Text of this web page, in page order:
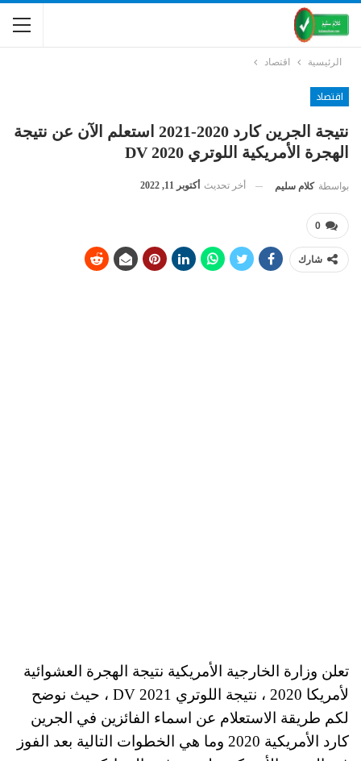
الرئيسية اقتصاد
اقتصاد
نتيجة الجرين كارد 2020-2021 استعلم الآن عن نتيجة
الهجرة الأمريكية اللوتري DV 2020
بواسطة كلام سليم أخر تحديث أكتوبر 11, 2022
0
شارك
تعلن وزارة الخارجية الأمريكية نتيجة الهجرة العشوائية
لأمريكا 2020 ، نتيجة اللوتري DV 2021 ، حيث نوضح
لكم طريقة الاستعلام عن اسماء الفائزين في الجرين
كارد الأمريكية 2020 وما هي الخطوات التالية بعد الفوز